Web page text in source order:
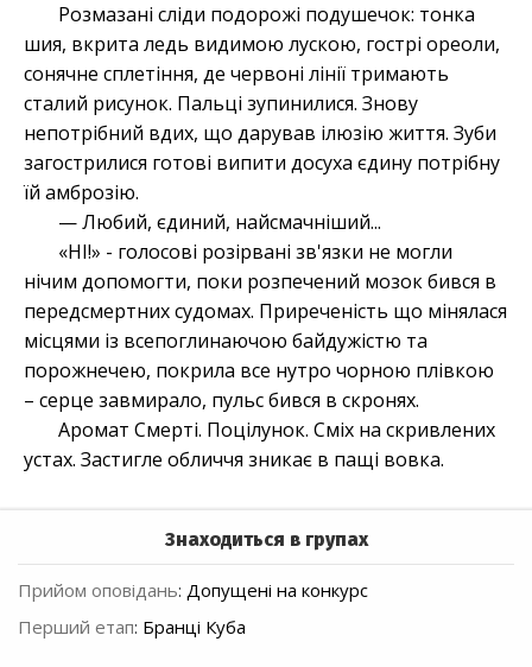
Розмазані сліди подорожі подушечок: тонка
шия, вкрита ледь видимою лускою, гострі ореоли,
сонячне сплетіння, де червоні лінії тримають
сталий рисунок. Пальці зупинилися. Знову
непотрібний вдих, що дарував ілюзію життя. Зуби
загострилися готові випити досуха єдину потрібну
їй амброзію.
— Любий, єдиний, найсмачніший...
«НІ!» - голосові розірвані зв'язки не могли
нічим допомогти, поки розпечений мозок бився в
передсмертних судомах. Приреченість що мінялася
місцями із всепоглинаючою байдужістю та
порожнечею, покрила все нутро чорною плівкою
– серце завмирало, пульс бився в скронях.
Аромат Смерті. Поцілунок. Сміх на скривлених
устах. Застигле обличчя зникає в пащі вовка.
Знаходиться в групах
Прийом оповідань: Допущені на конкурс
Перший етап: Бранці Куба